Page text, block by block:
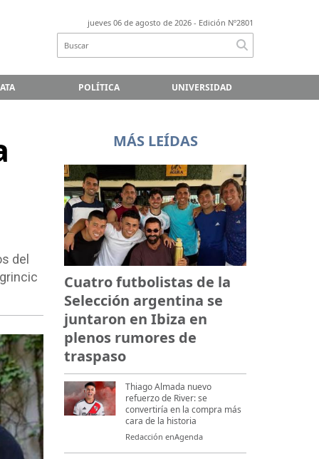
jueves 06 de agosto de 2026 - Edición Nº2801
POLÍTICA UNIVERSIDAD
del
MÁS LEÍDAS
Cuatro futbolistas de la
Selección argentina se
juntaron en Ibiza en
plenos rumores de
traspaso
Thiago Almada nuevo
refuerzo de River: se
convertiría en la compra más
cara de la historia
Redacción enAgenda